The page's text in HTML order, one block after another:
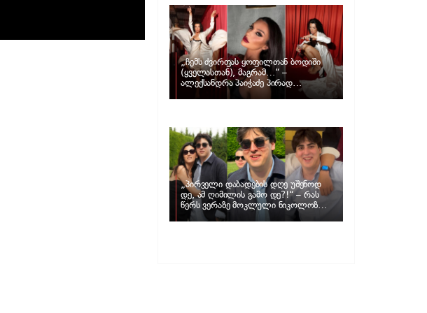
„ჩემს ძვირფას ყოფილთან ბოდიში
(ყველასთან), მაგრამ…“ –
ალექსანდრა პაიჭაძე პირად
„პირველი დაბადების დღე უშენოდ
დე, ამ ღიმილის გამო დე?!“ – რას
წერს ვერაზე მოკლული ნიკოლოზ
ღუნაშვილის დედა